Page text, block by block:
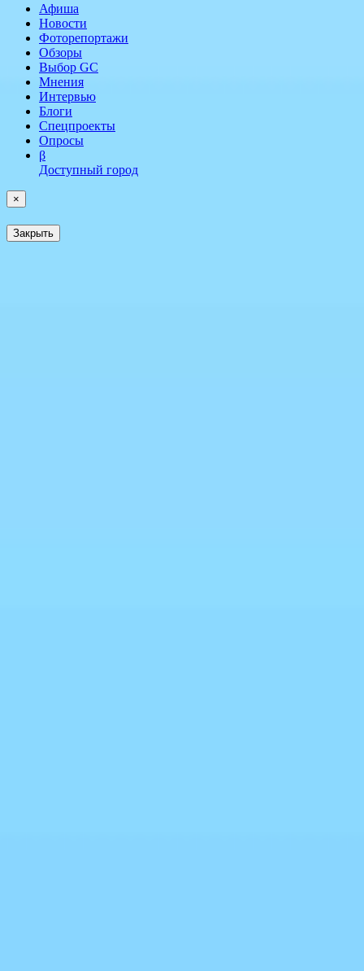
Афиша
Новости
Фоторепортажи
Обзоры
Выбор GC
Мнения
Интервью
Блоги
Спецпроекты
Опросы
β
Доступный город
×
Закрыть